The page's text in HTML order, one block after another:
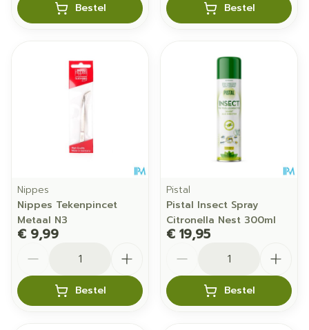
Bestel Bestel
Nippes
Nippes Tekenpincet
Metaal N3
€ 9,99
Bestel
Pistal
Pistal Insect Spray
Citronella Nest 300ml
€ 19,95
Bestel